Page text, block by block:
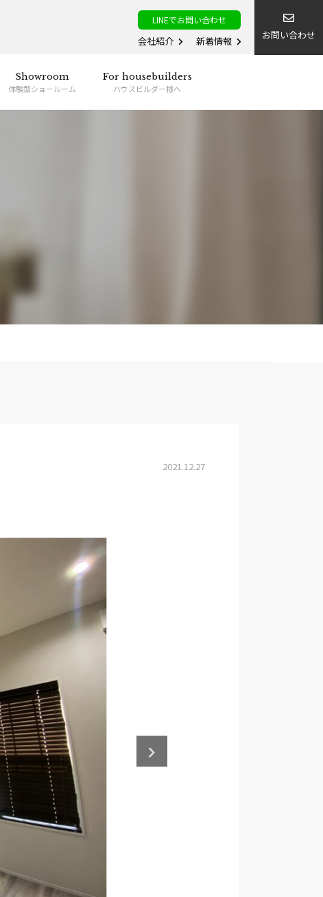
LINEでお問い合わせ
会社紹介 新着情報 お問い合わせ
Showroom
体験型ショールーム
For housebuilders
ハウスビルダー様へ
2021.12.27